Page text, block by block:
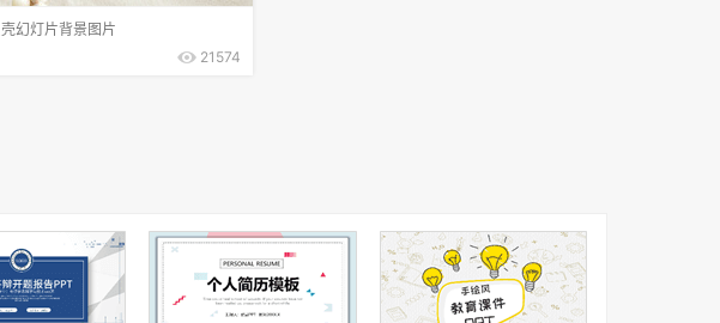
幻灯片背景图片
21574